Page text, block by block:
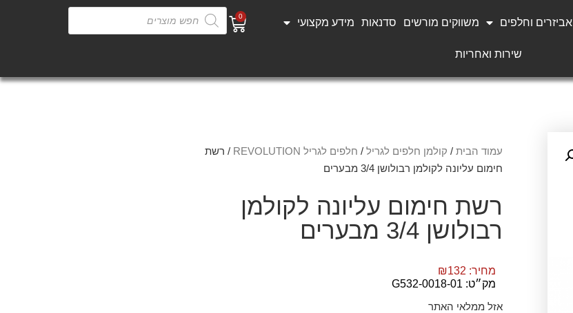
אביזרים וחלפים משווקים מורשים סדנאות מידע מקצועי
שירות ואחריות
0
עמוד הבית / קולמן חלפים לגריל / חלפים לגריל REVOLUTION
/ רשת
חימום עליונה לקולמן רבולושן 3/4 מבערים
רשת חימום עליונה לקולמן
רבולושן 3/4 מבערים
מחיר: ₪132
מק״ט: G532-0018-01
אזל ממלאי האתר